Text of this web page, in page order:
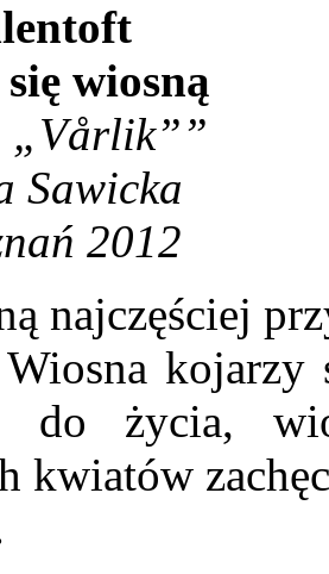
wiosną
„Vårlik””
Sawicka
2012
najczęściej
życia,
kwiatów